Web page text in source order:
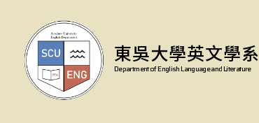
東吳大學英文學系
Department of English Language and Literature